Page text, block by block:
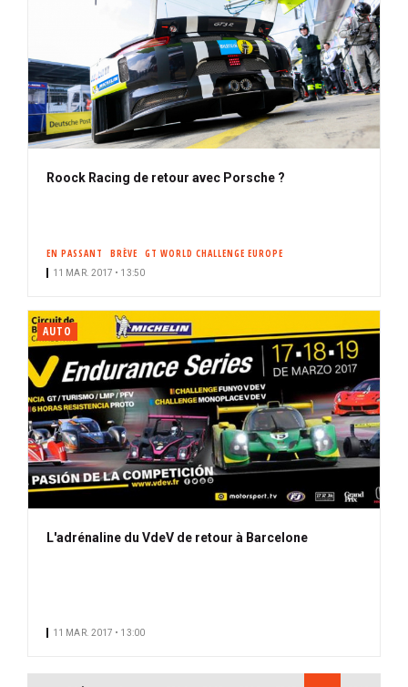
Roock Racing de retour avec Porsche ?
EN PASSANT BRÈVE GT WORLD CHALLENGE EUROPE
11 MAR. 2017 • 13:50
AUTO
L'adrénaline du VdeV de retour à Barcelone
11 MAR. 2017 • 13:00